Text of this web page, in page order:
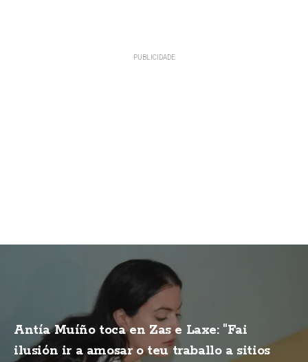
Antía Muíño toca en Zas e Laxe: "Fai
ilusión ir a amosar o teu traballo a sitios